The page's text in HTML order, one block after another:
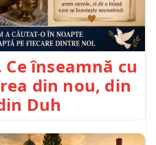
înseamnă cu
din nou, din
Duh